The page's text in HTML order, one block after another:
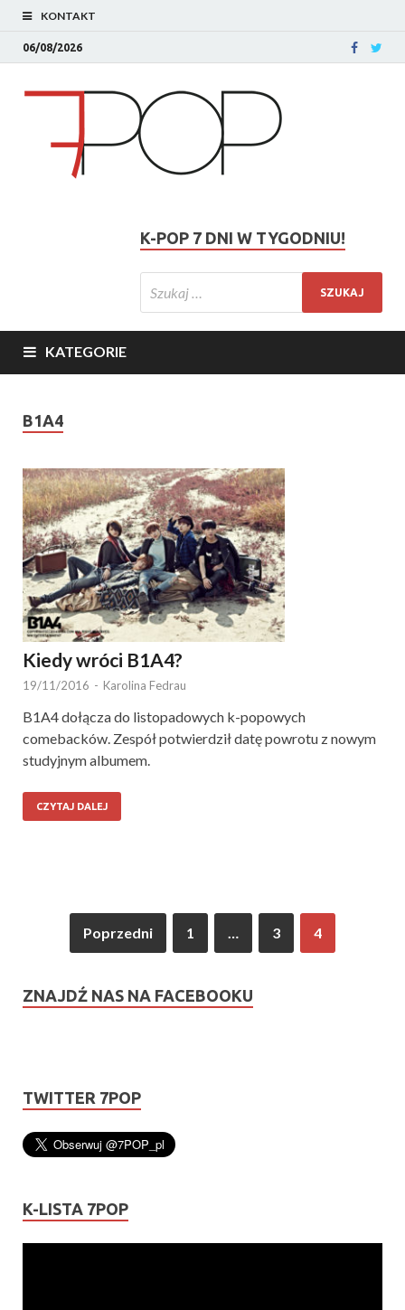
KONTAKT
06/08/2026
K-POP 7 DNI W TYGODNIU!
KATEGORIE
B1A4
Kiedy wróci B1A4?
19/11/2016 - Karolina Fedrau
B1A4 dołącza do listopadowych k-popowych
comebacków. Zespół potwierdził datę powrotu z nowym
studyjnym albumem.
CZYTAJ DALEJ
Poprzedni 1 … 3 4
ZNAJDŹ NAS NA FACEBOOKU
TWITTER 7POP
K-LISTA 7POP